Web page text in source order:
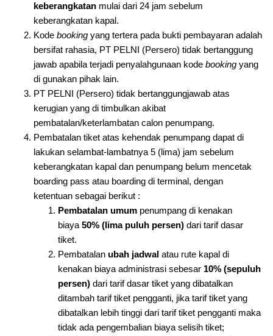
keberangkatan mulai dari 24 jam sebelum
keberangkatan kapal.
Kode booking yang tertera pada bukti pembayaran adalah
bersifat rahasia, PT PELNI (Persero) tidak bertanggung
jawab apabila terjadi penyalahgunaan kode booking yang
di gunakan pihak lain.
PT PELNI (Persero) tidak bertanggungjawab atas
kerugian yang di timbulkan akibat
pembatalan/keterlambatan calon penumpang.
Pembatalan tiket atas kehendak penumpang dapat di
lakukan selambat-lambatnya 5 (lima) jam sebelum
keberangkatan kapal dan penumpang belum mencetak
boarding pass atau boarding di terminal, dengan
ketentuan sebagai berikut :
Pembatalan umum penumpang di kenakan
biaya 50% (lima puluh persen) dari tarif dasar
tiket.
Pembatalan ubah jadwal atau rute kapal di
kenakan biaya administrasi sebesar 10% (sepuluh
persen) dari tarif dasar tiket yang dibatalkan
ditambah tarif tiket pengganti, jika tarif tiket yang
dibatalkan lebih tinggi dari tarif tiket pengganti maka
tidak ada pengembalian biaya selisih tiket;